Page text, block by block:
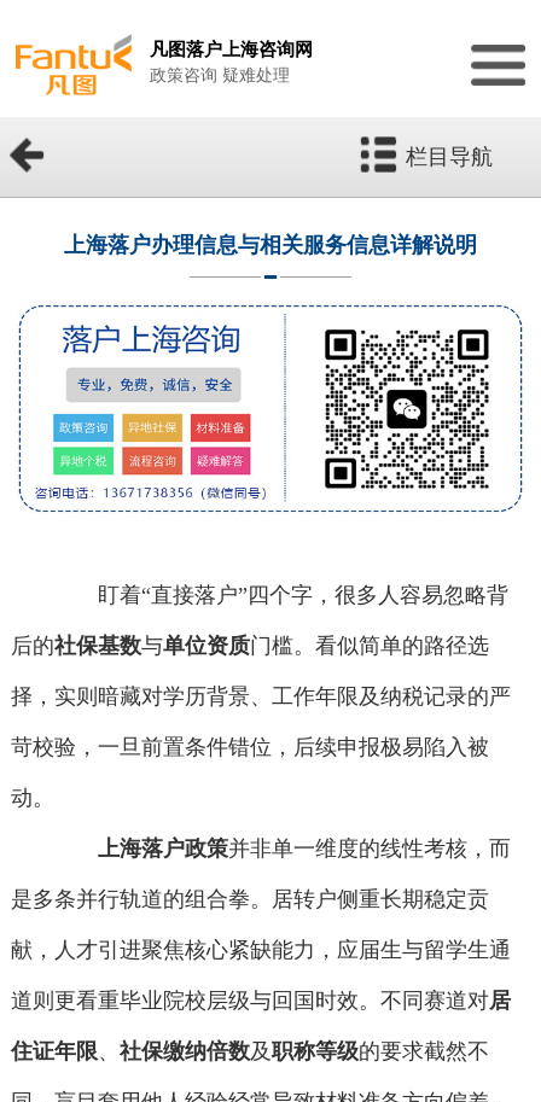
凡图落户上海咨询网
政策咨询 疑难处理
栏目导航
上海落户办理信息与相关服务信息详解说明
盯着“直接落户”四个字，很多人容易忽略背
后的社保基数与单位资质门槛。看似简单的路径选
择，实则暗藏对学历背景、工作年限及纳税记录的严
苛校验，一旦前置条件错位，后续申报极易陷入被
动。
上海落户政策并非单一维度的线性考核，而
是多条并行轨道的组合拳。居转户侧重长期稳定贡
献，人才引进聚焦核心紧缺能力，应届生与留学生通
道则更看重毕业院校层级与回国时效。不同赛道对居
住证年限、 社保缴纳倍数及职称等级的要求截然不